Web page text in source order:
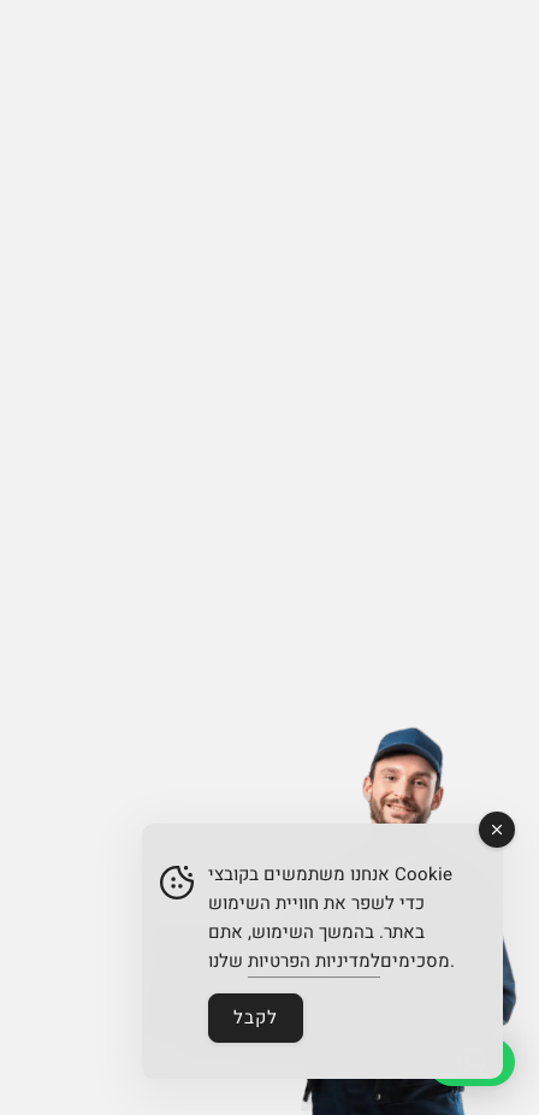
אנחנו משתמשים בקובצי Cookie
כדי לשפר את חוויית השימוש
באתר. בהמשך השימוש, אתם
מסכימיםלמדיניות הפרטיות שלנו.
לקבל